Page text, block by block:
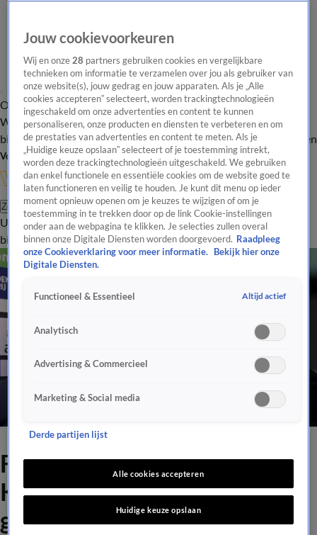
Overzicht Onze programma's Uitzendingen Onze gezichten
In de
WandelgangenInterviewsUitzending
bijwonenPodcastShopVeelgestelde vragenKijkersvraag insturen
Volg Vandaag Inside
Zoeken
UitzendingenVandaag InsideDe OranjezomerShopUitzending
bijwonen
Frank Wormuth tegen Hans
Kraay jr.: 'Ik heb hoger
gevoetbald dan jij'
Jouw cookievoorkeuren
Wij en onze28 partners gebruiken cookies en vergelijkbare
technieken om informatie te verzamelen over jou als gebruiker van
onze website(s), jouw gedrag en jouw apparaten. Als je „Alle
cookies accepteren” selecteert, worden trackingtechnologieën
ingeschakeld om onze advertenties en content te kunnen
personaliseren, onze producten en diensten te verbeteren en om
de prestaties van advertenties en content te meten. Als je
„Huidige keuze opslaan” selecteert of je toestemming intrekt,
worden deze trackingtechnologieën uitgeschakeld. We gebruiken
dan enkel functionele en essentiële cookies om de website goed te
laten functioneren en veilig te houden. Je kunt dit menu op ieder
moment opnieuw openen om je keuzes te wijzigen of om je
toestemming in te trekken door op de link Cookie-instellingen
onder aan de webpagina te klikken. Je selecties zullen overal
binnen onze Digitale Diensten worden doorgevoerd. Raadpleeg
onze Cookieverklaring voor meer informatie.
Bekijk hier onze
Digitale Diensten.
Functioneel & Essentieel Altijd actief
Analytisch
Advertising & Commercieel
Marketing & Social media
Derde partijen lijst
Alle cookies accepteren
Huidige keuze opslaan